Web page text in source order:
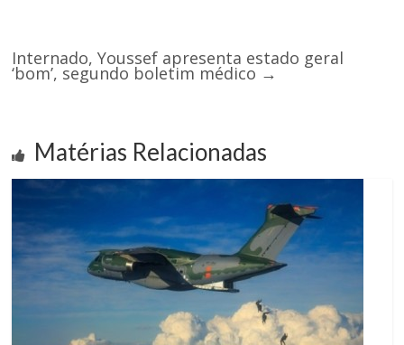
Internado, Youssef apresenta estado geral
‘bom’, segundo boletim médico →
Matérias Relacionadas